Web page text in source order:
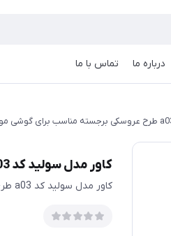
درباره ما تماس با ما
کاور مدل سولید کد a03 طرح عروسکی برجسته مناسب برای گوشی موبایل سامسونگ Galaxy A70
کاور مدل سولید کد a03 طرح عروسکی برجسته مناسب برای گوشی موبایل سامسونگ Galaxy A70